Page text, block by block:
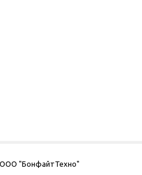
ООО "БонфайтТехно"